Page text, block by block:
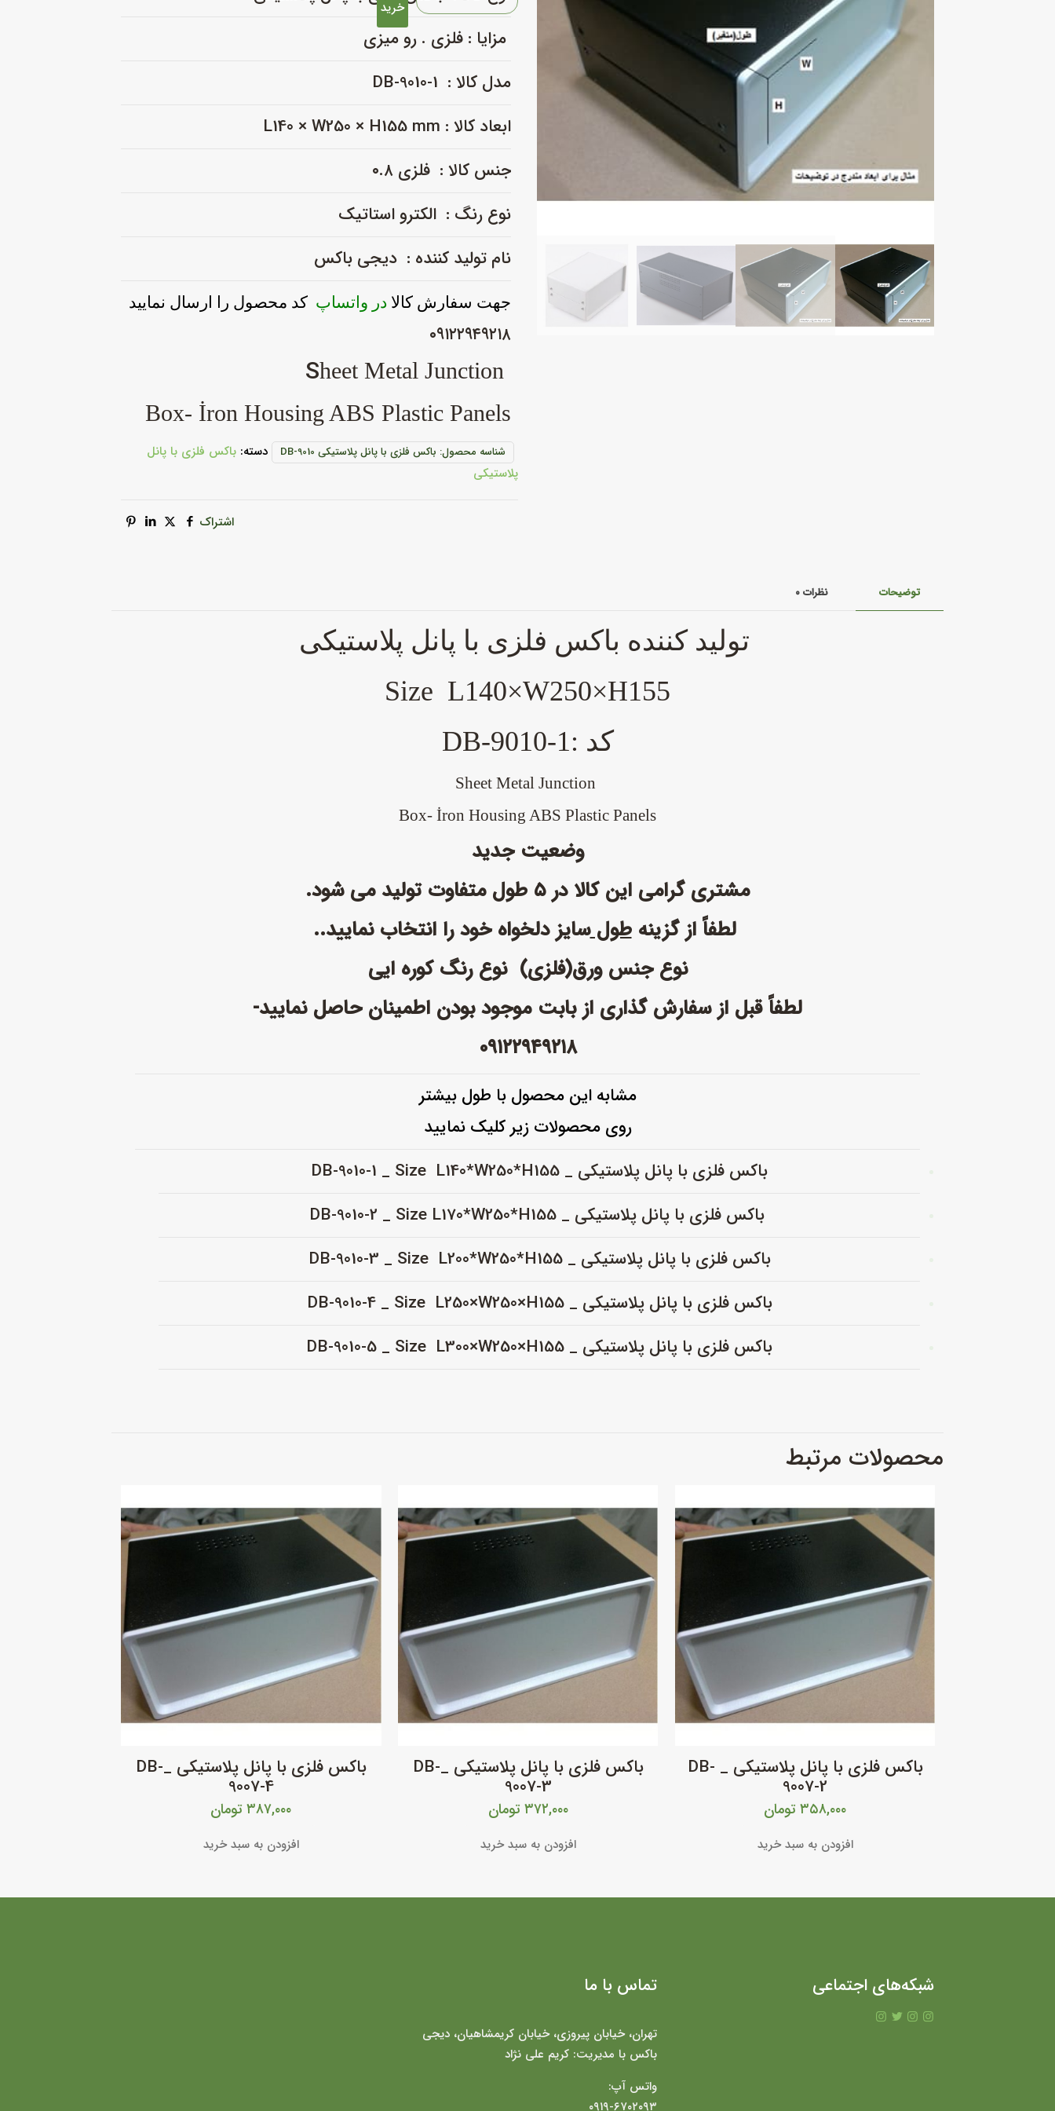
مزایا : فلزی . رو میزی
مدل کالا : DB-9010-1
ابعاد کالا : L140 × W250 × H155 mm
جنس کالا : فلزی ۰.۸
نوع رنگ : الکترو استاتیک
نام تولید کننده : دیجی باکس
جهت سفارش کالا در واتساپ کد محصول را ارسال نمایید
۰۹۱۲۲۹۴۹۲۱۸
heet Metal Junction
Box- İron Housing ABS Plastic Panels
پانل
_DB-
خرید
شناسه محصول: باکس فلزی با پانل پلاستیکی DB-9010 دسته: باکس فلزی با پانل
پلاستیکی
اشتراک
توضیحات نظرات۰
تولید کننده باکس فلزی با پانل پلاستیکی
Size L140×W250×H155
کد :DB-9010-1
Box- İron Housing ABS Plastic Panels
وضعیت جدید
مشتری گرامی این کالا در ۵ طول متفاوت تولید می شود.
لطفاً از گزینهطولسایز دلخواه خود را انتخاب نمایید..
نوع جنس ورق(فلزی) نوع رنگ کوره ایی
لطفاً قبل از سفارش گذاری از بابت موجود بودن اطمینان حاصل نمایید-
۰۹۱۲۲۹۴۹۲۱۸
مشابه این محصول با طول بیشتر
روی محصولات زیر کلیک نمایید
باکس فلزی با پانل پلاستیکی _ DB-9010-1 _ Size L140*W250*H155
باکس فلزی با پانل پلاستیکی _ DB-9010-2 _ Size L170*W250*H155
باکس فلزی با پانل پلاستیکی _ DB-9010-3 _ Size L200*W250*H155
باکس فلزی با پانل پلاستیکی _ DB-9010-4 _ Size L250×W250×H155
باکس فلزی با پانل پلاستیکی _ DB-9010-5 _ Size L300×W250×H155
محصولات مرتبط
باکس فلزی با پانل پلاستیکی _ DB-
9007-2
۳۵۸,۰۰۰ تومان
افزودن به سبد خرید
باکس فلزی با پانل پلاستیکی _DB-
9007-3
۳۷۲,۰۰۰ تومان
افزودن به سبد خرید
باکس فلزی با پانل پلاستیکی _DB-
9007-4
۳۸۷,۰۰۰ تومان
افزودن به سبد خرید
شبکه‌های اجتماعی تماس با ما
تهران، خیابان پیروزی، خیابان کریمشاهیان، دیجی
باکس با مدیریت: کریم علی نژاد
واتس آپ:
۰۹۱۹-۶۷۰۲۰۹۳